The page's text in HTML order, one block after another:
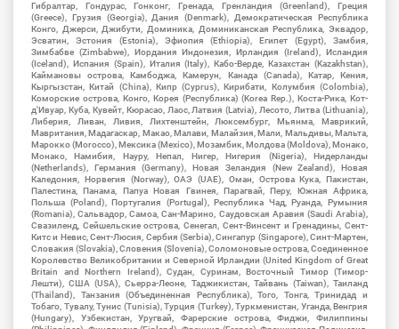
Гибралтар, Гондурас, Гонконг, Гренада, Гренландия (Greenland), Греция
(Greece), Грузия (Georgia), Дания (Denmark), Демократическая Республика
Конго, Джерси, Джибути, Доминика, Доминиканская Республика, Эквадор,
Эсватин, Эстония (Estonia), Эфиопия (Ethiopia), Египет (Egypt), Замбия,
Зимбабве (Zimbabwe), Иордания Индонезия, Ирландия (Ireland), Исландия
(Iceland), Испания (Spain), Италия (Italy), Кабо-Верде, Казахстан (Kazakhstan),
Каймановы острова, Камбоджа, Камерун, Канада (Canada), Катар, Кения,
Кыргызстан, Китай (China), Кипр (Cyprus), Кирибати, Колумбия (Colombia),
Коморские острова, Конго, Корея (Республика) (Korea Rep.), Коста-Рика, Кот-
д'Ивуар, Куба, Кувейт, Кюрасао, Лаос, Латвия (Latvia), Лесото, Литва (Lithuania),
Либерия, Ливан, Ливия, Лихтенштейн, Люксембург, Мьянма, Маврикий,
Мавритания, Мадагаскар, Макао, Малави, Малайзия, Мали, Мальдивы, Мальта,
Марокко (Morocco), Мексика (Mexico), Мозамбик, Молдова (Moldova), Монако,
Монако, Намибия, Науру, Непал, Нигер, Нигерия (Nigeria), Нидерланды
(Netherlands), Германия (Germany), Новая Зеландия (New Zealand), Новая
Каледония, Норвегия (Norway), ОАЭ (UAE), Оман, Острова Кука, Пакистан,
Палестина, Панама, Папуа Новая Гвинея, Парагвай, Перу, Южная Африка,
Польша (Poland), Португалия (Portugal), Республика Чад, Руанда, Румыния
(Romania), Сальвадор, Самоа, Сан-Марино, Саудовская Аравия (Saudi Arabia),
Свазиленд, Сейшельские острова, Сенегал, Сент-Винсент и Гренадины, Сент-
Китс и Невис, Сент-Люсия, Сербия (Serbia), Сингапур (Singapore), Синт-Мартен,
Словакия (Slovakia), Словения (Slovenia), Соломоновые острова, Соединенное
Королевство Великобритании и Северной Ирландии (United Kingdom of Great
Britain and Northern Ireland), Судан, Суринам, Восточный Тимор (Тимор-
Лешти), США (USA), Сьерра-Леоне, Таджикистан, Тайвань (Taiwan), Таиланд
(Thailand), Танзания (Объединенная Республика), Того, Тонга, Тринидад и
Тобаго, Тувалу, Тунис (Tunisia), Турция (Turkey), Туркменистан, Уганда, Венгрия
(Hungary), Узбекистан, Уругвай, Фарерские острова, Фиджи, Филиппины